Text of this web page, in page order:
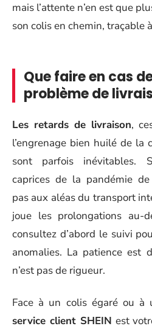
mais l’attente n’en est que
son colis en chemin, traçable
Que faire en cas
problème de
Les retards de livraison,
l’engrenage bien huilé de la
sont parfois inévitables.
caprices de la pandémie de
pas aux aléas du transport
joue les prolongations au-
consultez d’abord le suivi
anomalies. La patience est
n’est pas de rigueur.
Face à un colis égaré ou
service client SHEIN est